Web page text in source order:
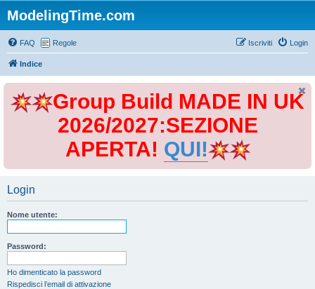
ModelingTime.com
FAQ Regole Login
Iscriviti
Indice
Group Build MADE IN UK
2026/2027:SEZIONE
APERTA! QUI!
Login
Nome utente:
Password:
Ho dimenticato la password
Rispedisci l’email di attivazione